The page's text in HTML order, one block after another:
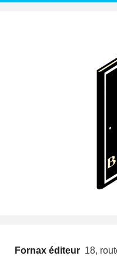
Fornax éditeur  18,